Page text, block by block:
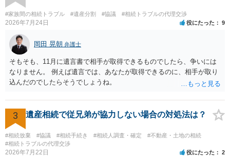
#家族間の相続トラブル #遺産分割 #協議 #相続トラブルの代理交渉
2026年7月24日 役にたった 9
岡田 晃朝 弁護士
そもそも、11月に遺言書で相手が取得できるものでしたら、争いには
なりません。 例えば遺言では、あなたが取得できるのに、相手が取り
込んだのでしたらそうでしょうね。
3 遺産相続で従兄弟が協力しない場合の対処法は？
#相続放棄 #協議 #相続手続き #相続人調査・確定
#不動産・土地の相続
#相続トラブルの代理交渉
2026年7月22日 役にたった 2